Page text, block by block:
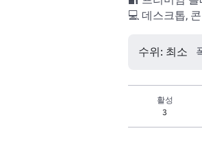
💻 데스크톱,
수위: 최소
활성
3